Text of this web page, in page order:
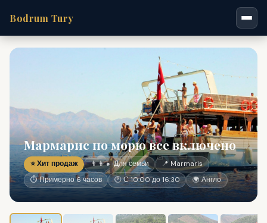
Bodrum Tury
Мармарис по морю все включено
⭐ Хит продаж 👨‍👩‍👧 Для семьи
📍 Marmaris
⏱ Примерно 6 часов
🕐 С 10:00 до 16:30 🌍 Англо